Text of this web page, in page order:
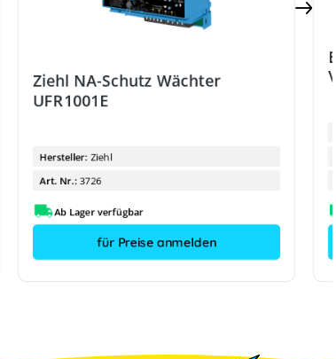
Ziehl NA-Schutz Wächter
UFR1001E
Hersteller: Ziehl
Art. Nr.: 3726
Ab Lager verfügbar
für Preise anmelden